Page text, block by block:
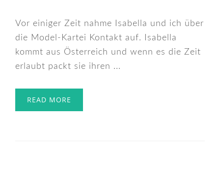
Vor einiger Zeit nahme Isabella und ich über
die Model-Kartei Kontakt auf. Isabella
kommt aus Österreich und wenn es die Zeit
erlaubt packt sie ihren ...
READ MORE